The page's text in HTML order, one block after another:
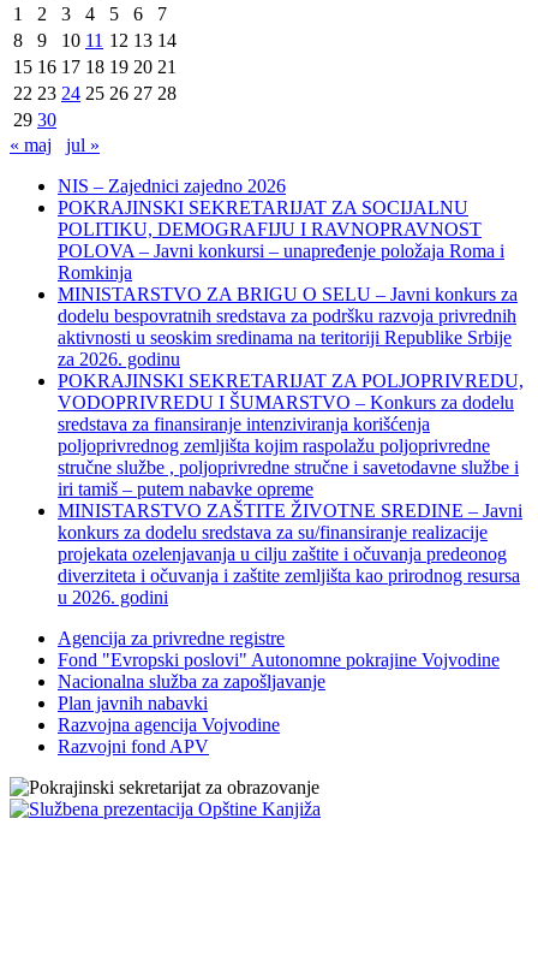
1
2 3 4 5 6
7
8
9 10 11 12 13 14
15 16 17 18 19 20 21
22 23 24 25 26 27 28
29 30
« maj
jul »
NIS – Zajednici zajedno 2026
POKRAJINSKI SEKRETARIJAT ZA SOCIJALNU
POLITIKU, DEMOGRAFIJU I RAVNOPRAVNOST
POLOVA – Javni konkursi – unapređenje položaja Roma i
Romkinja
MINISTARSTVO ZA BRIGU O SELU – Javni konkurs za
dodelu bespovratnih sredstava za podršku razvoja privrednih
aktivnosti u seoskim sredinama na teritoriji Republike Srbije
za 2026. godinu
POKRAJINSKI SEKRETARIJAT ZA POLJOPRIVREDU,
VODOPRIVREDU I ŠUMARSTVO – Konkurs za dodelu
sredstava za finansiranje intenziviranja korišćenja
poljoprivrednog zemljišta kojim raspolažu poljoprivredne
stručne službe , poljoprivredne stručne i savetodavne službe i
iri tamiš ‒ putem nabavke opreme
MINISTARSTVO ZAŠTITE ŽIVOTNE SREDINE – Javni
konkurs za dodelu sredstava za su/finansiranje realizacije
projekata ozelenjavanja u cilju zaštite i očuvanja predeonog
diverziteta i očuvanja i zaštite zemljišta kao prirodnog resursa
u 2026. godini
Agencija za privredne registre
Fond "Evropski poslovi" Autonomne pokrajine Vojvodine
Nacionalna služba za zapošljavanje
Plan javnih nabavki
Razvojna agencija Vojvodine
Razvojni fond APV